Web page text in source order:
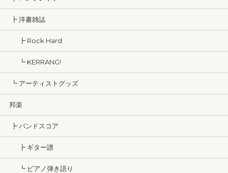
┣ 洋書雑誌
┣ Rock Hard
┗ KERRANG!
┗ アーティストグッズ
邦楽
┣ バンドスコア
┣ ギター譜
┗ ピアノ弾き語り